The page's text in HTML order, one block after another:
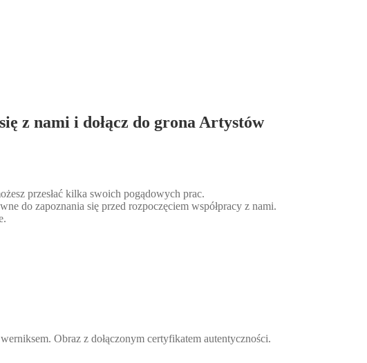
z nami i dołącz do grona Artystów
przesłać kilka swoich pogądowych prac.
do zapoznania się przed rozpoczęciem współpracy z nami.
Obraz z dołączonym certyfikatem autentyczności.